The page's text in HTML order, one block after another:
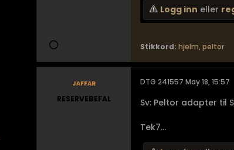
Logg inn eller
Stikkord: hjelm, peltor
jaffar
RESERVEBEFAL
DTG 241557 May 18, 15:57
Sv: Peltor adapter til
Tek7...